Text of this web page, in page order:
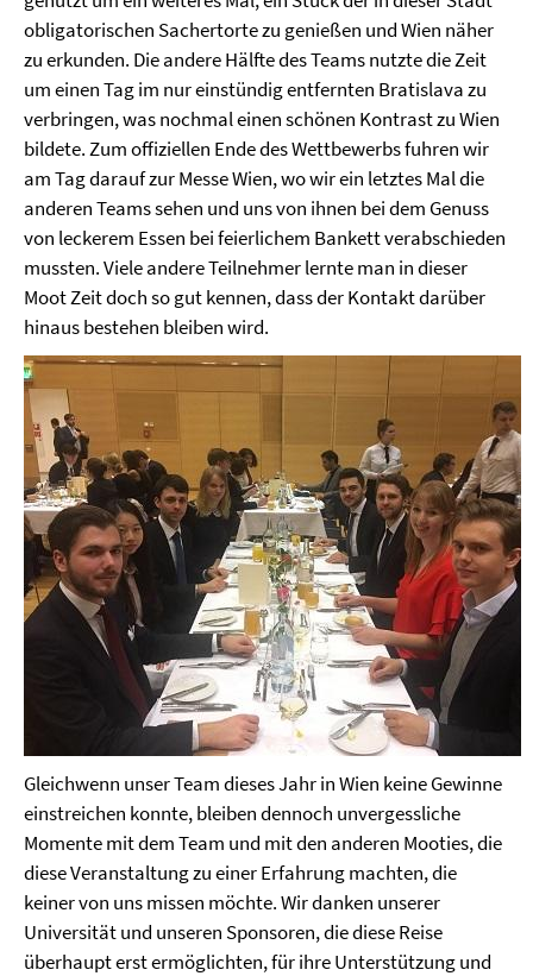
obligatorischen Sachertorte zu genießen und Wien näher
zu erkunden. Die andere Hälfte des Teams nutzte die Zeit
um einen Tag im nur einstündig entfernten Bratislava zu
verbringen, was nochmal einen schönen Kontrast zu Wien
bildete. Zum offiziellen Ende des Wettbewerbs fuhren wir
am Tag darauf zur Messe Wien, wo wir ein letztes Mal die
anderen Teams sehen und uns von ihnen bei dem Genuss
von leckerem Essen bei feierlichem Bankett verabschieden
mussten. Viele andere Teilnehmer lernte man in dieser
Moot Zeit doch so gut kennen, dass der Kontakt darüber
hinaus bestehen bleiben wird.
Gleichwenn unser Team dieses Jahr in Wien keine Gewinne
einstreichen konnte, bleiben dennoch unvergessliche
Momente mit dem Team und mit den anderen Mooties, die
diese Veranstaltung zu einer Erfahrung machten, die
keiner von uns missen möchte. Wir danken unserer
Universität und unseren Sponsoren, die diese Reise
überhaupt erst ermöglichten, für ihre Unterstützung und